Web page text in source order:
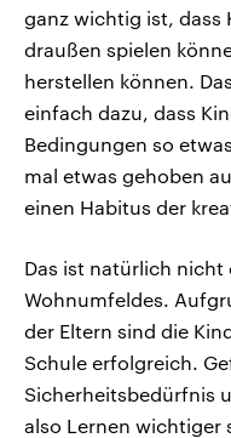
ganz wichtig ist, dass
draußen spielen
herstellen können.
einfach dazu, dass
Bedingungen so
mal etwas gehoben
einen Habitus der
Das ist natürlich nicht
Wohnumfeldes.
der Eltern sind die
Schule erfolgreich.
Sicherheitsbedürfnis
also Lernen wichtiger